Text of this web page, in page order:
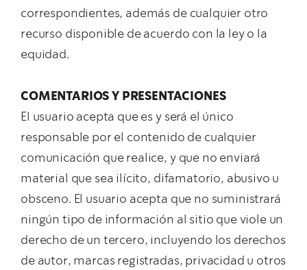
correspondientes, además de cualquier otro
recurso disponible de acuerdo con la ley o la
equidad.
COMENTARIOS Y PRESENTACIONES
El usuario acepta que es y será el único
responsable por el contenido de cualquier
comunicación que realice, y que no enviará
material que sea ilícito, difamatorio, abusivo u
obsceno. El usuario acepta que no suministrará
ningún tipo de información al sitio que viole un
derecho de un tercero, incluyendo los derechos
de autor, marcas registradas, privacidad u otros